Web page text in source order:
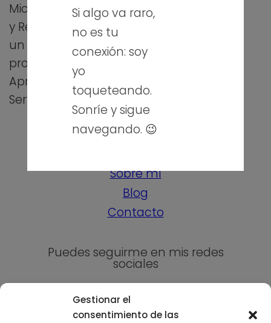
Gestionar el
consentimiento de las
Microinformáticos
y Redes realizaron
un interesante
proyecto de
Aprendizaje-
Servicio…
Sobre mí
Blog
Contacto
Puedes seguirme en mis redes
sociales
Si algo va raro,
no es tu
conexión: soy
yo
toqueteando.
Sonríe y sigue
navegando. 😉